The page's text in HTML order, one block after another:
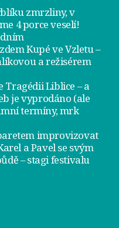
zmrzliny, v
4 porce veselí!
Kupé ve Vzletu–
a režisérem
Tragédii Liblice – a
je vyprodáno (ale
termíny, mrk
improvizovat
a Pavel se svým
– stagi festivalu